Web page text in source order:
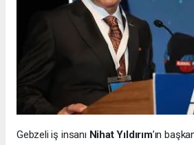
Gebzeli iş insanı Nihat Yıldırım’ın